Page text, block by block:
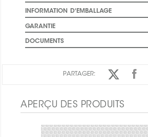
INFORMATION D'EMBALLAGE
GARANTIE
DOCUMENTS
PARTAGER:
APERÇU DES PRODUITS